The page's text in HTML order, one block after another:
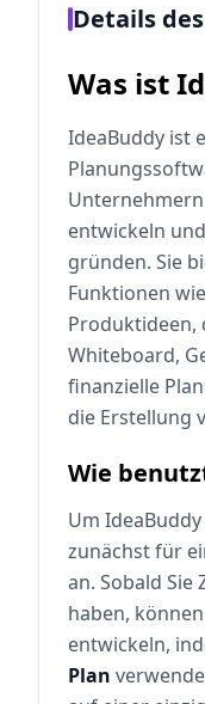
Details
Was ist
IdeaBuddy ist
entwickeln
gründen. Sie
Funktionen
Produktideen,
Whiteboard,
finanzielle
die Erstellung
Wie
Um
zunächst für
an. Sobald
haben,
entwickeln,
Plan